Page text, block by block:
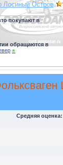
Лосиный Остров
покупают в
обращаются в
⍟
Средняя оценка: